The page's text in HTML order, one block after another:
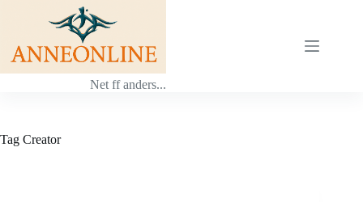
inhoud
Net ff anders...
Tag Creator